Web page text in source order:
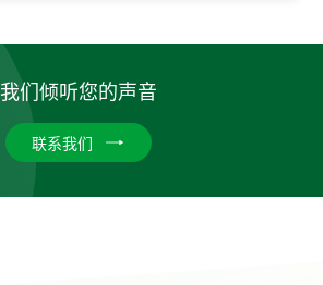
我们倾听您的声音
联系我们